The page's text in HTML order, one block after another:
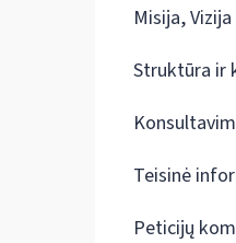
Misija,
Struktūra ir
Teisinė
Peticijų